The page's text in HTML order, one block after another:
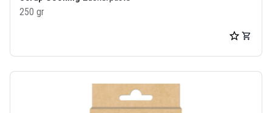
250 gr